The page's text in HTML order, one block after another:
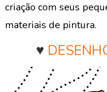
criação com seus
materiais de pintura.
♥